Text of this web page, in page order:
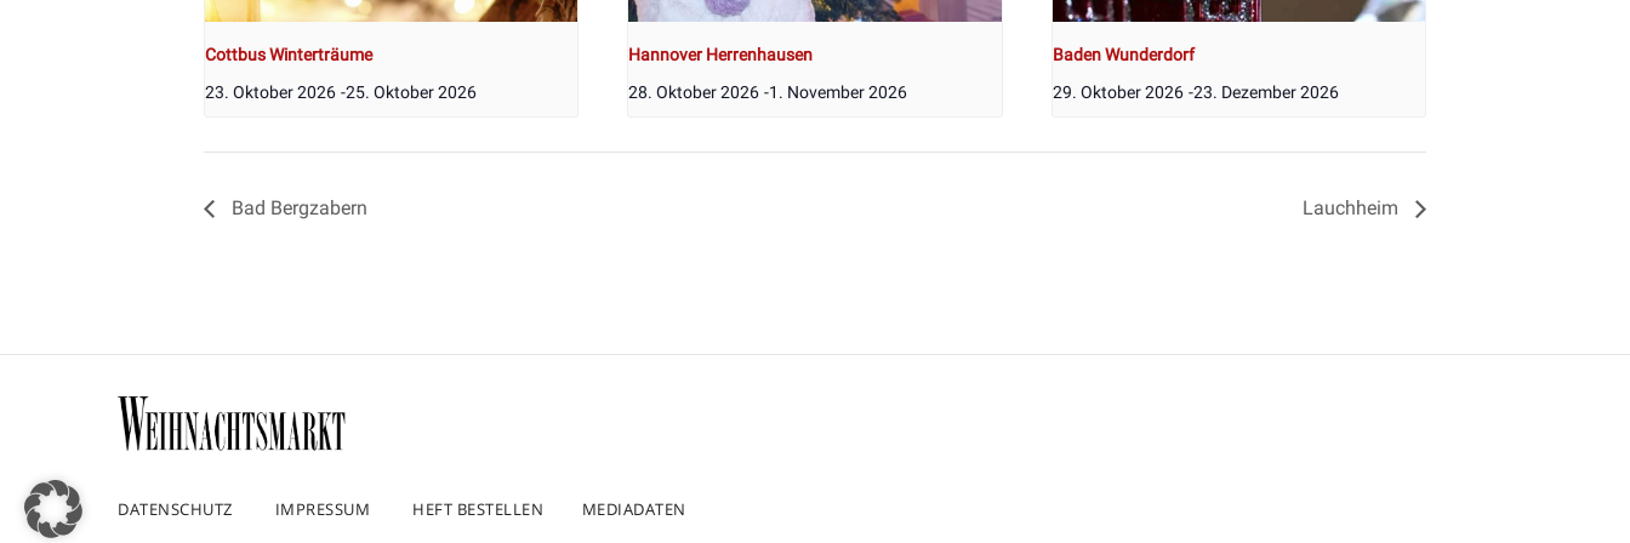
Cottbus Winterträume
23. Oktober 2026 -25. Oktober 2026
Hannover Herrenhausen
28. Oktober 2026 -1. November 2026
Baden Wunderdorf
29. Oktober 2026 -23. Dezember 2026
Bad Bergzabern Lauchheim
DATENSCHUTZ IMPRESSUM HEFT BESTELLEN MEDIADATEN